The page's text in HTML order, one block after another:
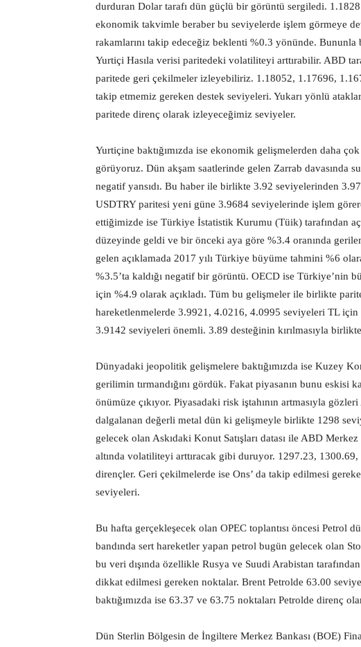
durduran Dolar tarafı dün güçlü bir görüntü sergiledi.
ekonomik takvimle beraber bu seviyelerde işlem görmeye
rakamlarını takip edeceğiz beklenti %0.3 yönünde.
Yurtiçi Hasıla verisi paritedeki volatiliteyi arttırabilir. ABD
paritede geri çekilmeler izleyebiliriz. 1.18052, 1.17696,
takip etmemiz gereken destek seviyeleri. Yukarı yönlü
paritede direnç olarak izleyeceğimiz seviyeler.
Yurtiçine baktığımızda ise ekonomik gelişmelerden daha
görüyoruz. Dün akşam saatlerinde gelen Zarrab davasında
negatif yansıdı. Bu haber ile birlikte 3.92 seviyelerinden
USDTRY paritesi yeni güne 3.9684 seviyelerinde işlem
ettiğimizde ise Türkiye İstatistik Kurumu (Tüik) tarafından
düzeyinde geldi ve bir önceki aya göre %3.4 oranında
gelen açıklamada 2017 yılı Türkiye büyüme tahmini %6
%3.5’ta kaldığı negatif bir görüntü. OECD ise Türkiye’nin
için %4.9 olarak açıkladı. Tüm bu gelişmeler ile birlikte
hareketlenmelerde 3.9921, 4.0216, 4.0995 seviyeleri TL
3.9142 seviyeleri önemli. 3.89 desteğinin kırılmasıyla
Dünyadaki jeopolitik gelişmelere baktığımızda ise Kuzey
gerilimin tırmandığını gördük. Fakat piyasanın bunu eskisi
önümüze çıkıyor. Piyasadaki risk iştahının artmasıyla
dalgalanan değerli metal dün ki gelişmeyle birlikte 1298
gelecek olan Askıdaki Konut Satışları datası ile ABD Merkez
altında volatiliteyi arttıracak gibi duruyor. 1297.23,
dirençler. Geri çekilmelerde ise Ons’ da takip edilmesi
seviyeleri.
Bu hafta gerçekleşecek olan OPEC toplantısı öncesi Petrol
bandında sert hareketler yapan petrol bugün gelecek olan
bu veri dışında özellikle Rusya ve Suudi Arabistan
dikkat edilmesi gereken noktalar. Brent Petrolde 63.00
baktığımızda ise 63.37 ve 63.75 noktaları Petrolde direnç
Dün Sterlin Bölgesin de İngiltere Merkez Bankası (BOE)